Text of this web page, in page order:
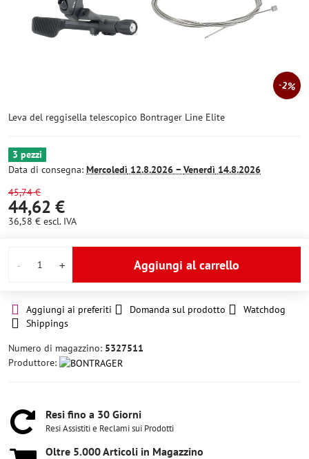
2%
Leva del reggisella telescopico Bontrager Line Elite
3 pezzi
Data di consegna: Mercoledì 12.8.2026 − Venerdì 14.8.2026
45,74 €
44,62 €
36,58 € escl. IVA
Aggiungi al carrello
Aggiungi ai preferiti Domanda sul prodotto
Watchdog
Shippings
Numero di magazzino: 5327511
Produttore:
Resi fino a 30 Giorni
Resi Assistiti e Reclami sui Prodotti
Oltre 5​.000 Articoli in Magazzino